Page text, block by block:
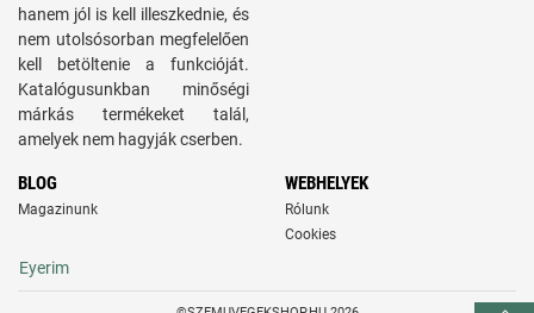
hanem jól is kell illeszkednie, és
nem utolsósorban megfelelően
kell betöltenie a funkcióját.
Katalógusunkban minőségi
márkás termékeket talál,
amelyek nem hagyják cserben.
BLOG
Magazinunk
WEBHELYEK
Rólunk
Cookies
Eyerim